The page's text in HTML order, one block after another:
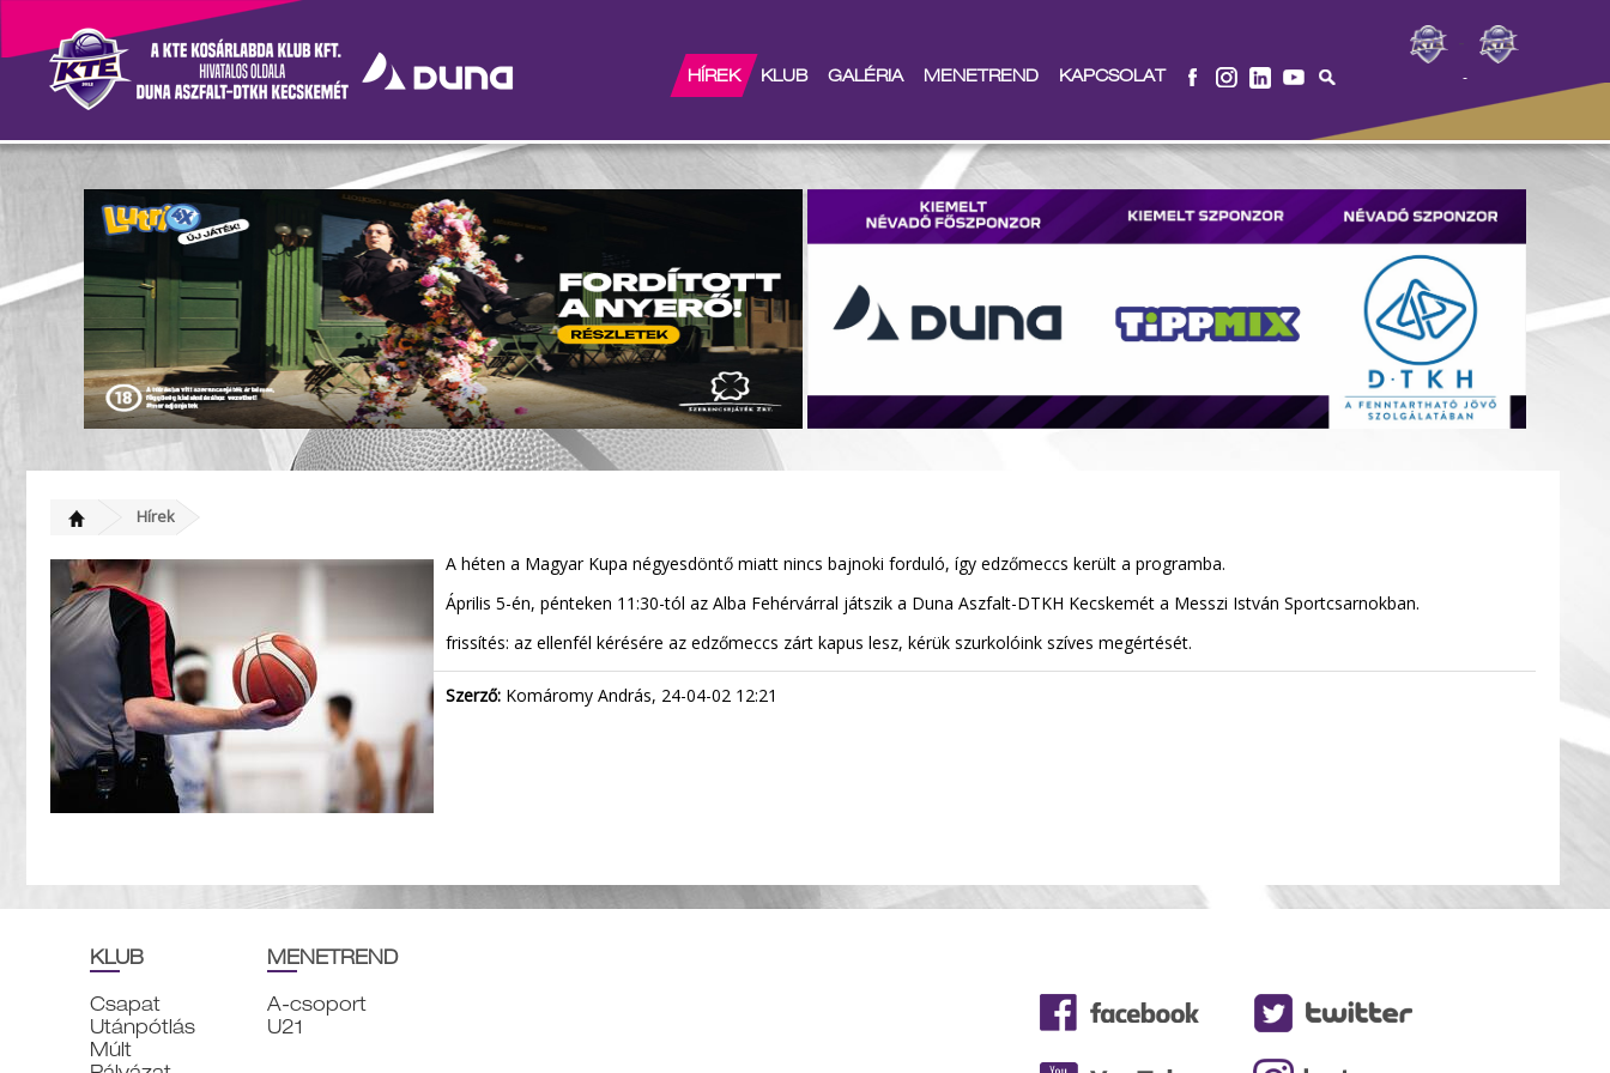
-
HÍREK KLUB GALÉRIA MENETREND KAPCSOLAT
Pénteken délelőtt ZÁRT KAPUS edzőmeccs az Alba ellen
Hírek
A héten a Magyar Kupa négyesdöntő miatt nincs bajnoki forduló, így edzőmeccs került a programba.
Április 5-én, pénteken 11:30-tól az Alba Fehérvárral játszik a Duna Aszfalt-DTKH Kecskemét a Messzi István Sportcsarnokban.
frissítés: az ellenfél kérésére az edzőmeccs zárt kapus lesz, kérük szurkolóink szíves megértését.
Szerző: Komáromy András, 24-04-02 12:21
KLUB
Csapat
Utánpótlás
Múlt
MENETREND
A-csoport
U21